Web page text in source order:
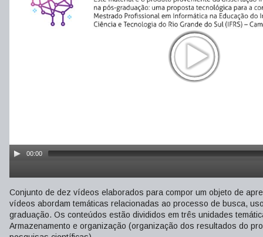
00:00
Conjunto de dez vídeos elaborados para compor um objeto de
vídeos abordam temáticas relacionadas ao processo de busca,
graduação. Os conteúdos estão divididos em três unidades
Armazenamento e organização (organização dos resultados do